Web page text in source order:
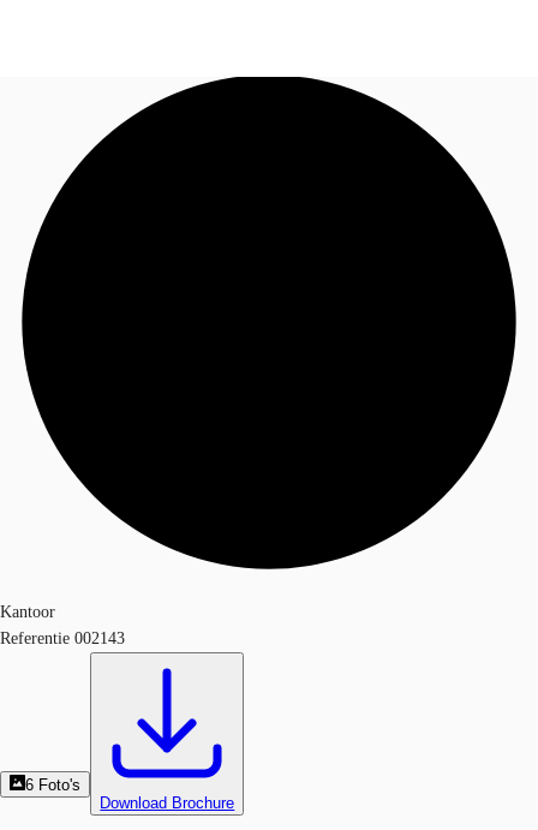
Nieuws & onderzoek
Favorieten
Bel nu
Kantoor
Referentie 002143
6 Foto's
Download Brochure